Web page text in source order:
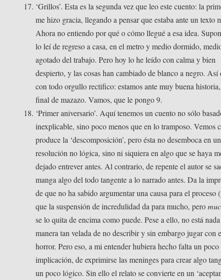
‘Grillos’. Esta es la segunda vez que leo este cuento: la
me hizo gracia, llegando a pensar que estaba ante un texto
Ahora no entiendo por qué o cómo llegué a esa idea.
lo leí de regreso a casa, en el metro y medio dormido,
agotado del trabajo. Pero hoy lo he leído con calma y bien
despierto, y las cosas han cambiado de blanco a negro. Así
con todo orgullo rectifico: estamos ante muy buena
final de mazazo. Vamos, que le pongo 9.
‘Primer aniversario’. Aquí tenemos un cuento no sólo
inexplicable, sino poco menos que en lo tramposo. Vemos
produce la ‘descomposición’, pero ésta no desemboca en
resolución no lógica, sino ni siquiera en algo que se haya
dejado entrever antes. Al contrario, de repente el autor se
manga algo del todo tangente a lo narrado antes. Da la
de que no ha sabido argumentar una causa para el proceso
que la suspensión de incredulidad da para mucho, pero
se lo quita de encima como puede. Pese a ello, no está
manera tan velada de no describir y sin embargo jugar con
horror. Pero eso, a mi entender hubiera hecho falta un poco
implicación, de exprimirse las meninges para crear algo
un poco lógico. Sin ello el relato se convierte en un